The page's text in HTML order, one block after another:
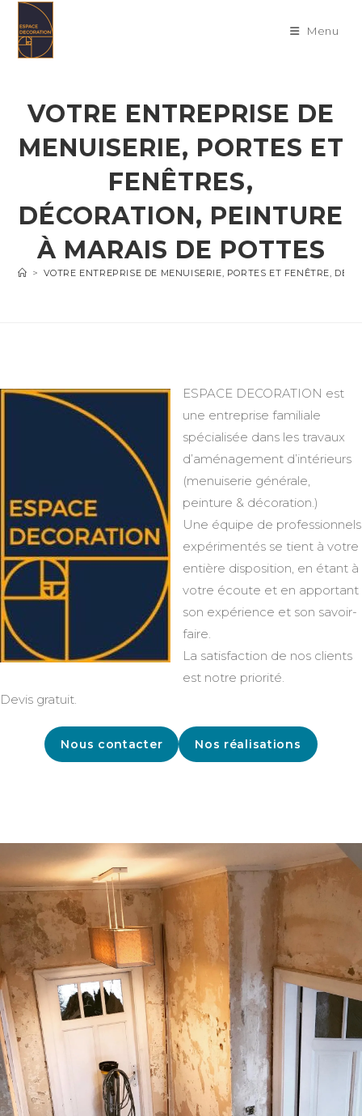
content
Menu
VOTRE ENTREPRISE DE
MENUISERIE, PORTES ET
FENÊTRES,
DÉCORATION, PEINTURE
À MARAIS DE POTTES
> VOTRE ENTREPRISE DE MENUISERIE, PORTES ET FENÊTRE,
ESPACE DECORATION est
une entreprise familiale
spécialisée dans les travaux
d’aménagement d’intérieurs
(menuiserie générale,
peinture & décoration.)
Une équipe de professionnels
expérimentés se tient à votre
entière disposition, en étant à
votre écoute et en apportant
son expérience et son savoir-
faire.
La satisfaction de nos clients
est notre priorité.
Devis gratuit.
Nous contacter Nos réalisations